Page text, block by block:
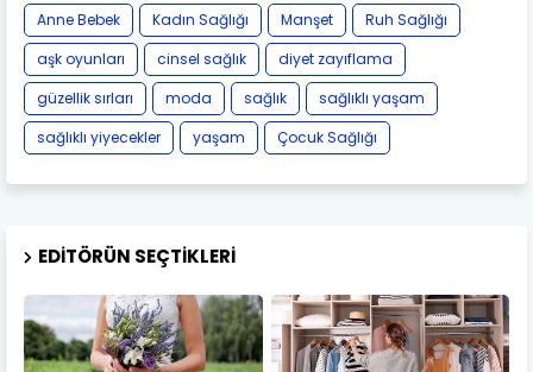
Anne Bebek Kadın Sağlığı Manşet
Ruh Sağlığı
aşk oyunları
cinsel sağlık
diyet zayıflama
güzellik sırları
moda sağlık
sağlıklı yaşam
sağlıklı yiyecekler
yaşam Çocuk Sağlığı
EDITÖRÜN SEÇTIKLERI